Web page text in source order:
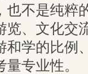
也不是纯粹
览、文化交
和学的比例
专业性。